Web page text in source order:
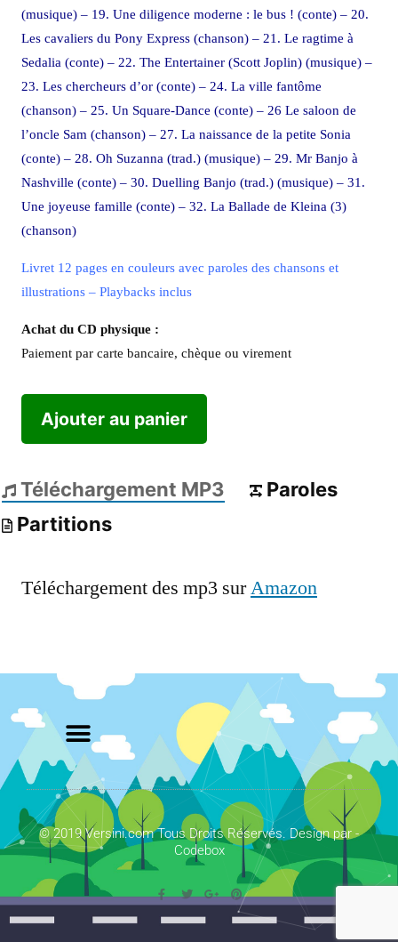
(musique) – 19. Une diligence moderne : le bus ! (conte) – 20.
Les cavaliers du Pony Express (chanson) – 21. Le ragtime à
Sedalia (conte) – 22. The Entertainer (Scott Joplin) (musique) –
23. Les chercheurs d’or (conte) – 24. La ville fantôme
(chanson) – 25. Un Square-Dance (conte) – 26 Le saloon de
l’oncle Sam (chanson) – 27. La naissance de la petite Sonia
(conte) – 28. Oh Suzanna (trad.) (musique) – 29. Mr Banjo à
Nashville (conte) – 30. Duelling Banjo (trad.) (musique) – 31.
Une joyeuse famille (conte) – 32. La Ballade de Kleina (3)
(chanson)
Livret 12 pages en couleurs avec paroles des chansons et
illustrations – Playbacks inclus
Achat du CD physique :
Paiement par carte bancaire, chèque ou virement
Ajouter au panier
Téléchargement MP3
Paroles
Partitions
Téléchargement des mp3 surAmazon
© 2019 Versini.com Tous Droits Réservés. Design par -
Codebox